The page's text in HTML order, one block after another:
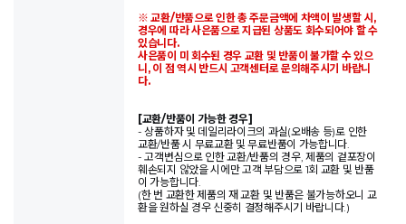
※ 교환/반품으로 인한 총 주문금액에 차액이 발생할 시,
경우에 따라 사은품으로 지급된 상품도 회수되어야 할 수
있습니다.
사은품이 미 회수된 경우 교환 및 반품이 불가할 수 있으
니, 이 점 역시 반드시 고객센터로 문의해주시기 바랍니
다.
[교환/반품이 가능한 경우]
- 상품하자 및 데일리라이크의 과실(오배송 등)로 인한
교환/반품 시 무료교환 및 무료반품이 가능합니다.
- 고객변심으로 인한 교환/반품의 경우, 제품의 겉포장이
훼손되지 않았을 시에만 고객 부담으로 1회 교환 및 반품
이 가능합니다.
(한 번 교환한 제품의 재 교환 및 반품은 불가능하오니 교
환을 원하실 경우 신중히 결정해주시기 바랍니다.)